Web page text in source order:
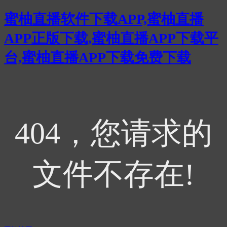
蜜柚直播软件下载APP,蜜柚直播
APP正版下载,蜜柚直播APP下载平
台,蜜柚直播APP下载免费下载
404，您请求的
文件不存在!